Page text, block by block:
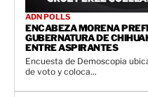
ADN POLLS
ENCABEZA MORENA
GUBERNATURA DE
ENTRE ASPIRANTES
Encuesta de Demoscopia
de voto y coloca...